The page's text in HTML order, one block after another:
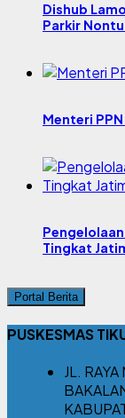
Dishub
Parkir
Menteri
Tingkat
Portal Berita
PUSKESMAS
JL.